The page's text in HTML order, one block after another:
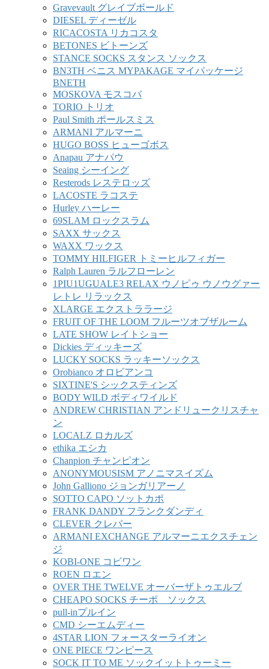
Gravevault グレイブボールド
DIESEL ディーゼル
RICACOSTA リカコスタ
BETONES ビトーンズ
STANCE SOCKS スタンス ソックス
BN3TH ベニス MYPAKAGE マイパッケージ
BNETH
MOSKOVA モスコバ
TORIO トリオ
Paul Smith ポールスミス
ARMANI アルマーニ
HUGO BOSS ヒューゴボス
Anapau アナパウ
Seaing シーイング
Resterods レステロッズ
LACOSTE ラコステ
Hurley ハーレー
69SLAM ロックスラム
SAXX サックス
WAXX ワックス
TOMMY HILFIGER トミーヒルフィガー
Ralph Lauren ラルフローレン
1PIU1UGUALE3 RELAX ウノピゥ ウノウグァー
レトレ リラックス
XLARGE エクストララージ
FRUIT OF THE LOOM フルーツオブザルーム
LATE SHOW レイトショー
Dickies ディッキーズ
LUCKY SOCKS ラッキーソックス
Orobianco オロビアンコ
SIXTINE'S シックスティンズ
BODY WILD ボディワイルド
ANDREW CHRISTIAN アンドリュークリスチャ
ン
LOCALZ ロカルズ
ethika エシカ
Chanpion チャンピオン
ANONYMOUSISM アノニマスイズム
John Galliono ジョンガリアーノ
SOTTO CAPO ソットカポ
FRANK DANDY フランクダンディ
CLEVER クレバー
ARMANI EXCHANGE アルマーニエクスチェン
ジ
KOBI-ONE コビワン
ROEN ロエン
OVER THE TWELVE オーバーザトゥエルブ
CHEAPO SOCKS チーポ ソックス
pull-inプルイン
CMD シーエムディー
4STAR LION フォースターライオン
ONE PIECE ワンピース
SOCK IT TO ME ソックイットトゥーミー